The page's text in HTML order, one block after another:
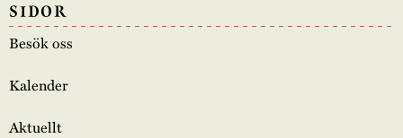
SIDOR
Besök oss
Kalender
Aktuellt